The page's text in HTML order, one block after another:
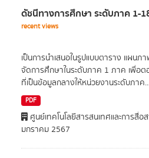
ดัชนีทางการศึกษา ระดับภาค 1-
recent views
เป็นการนำเสนอในรูปแบบตาราง แผนภ
จัดการศึกษาในระดับภาค 1 ภาค เพื่อต
ที่เป็นข้อมูลกลางให้หน่วยงานระดับภาค
PDF
ศูนย์เทคโนโลยีสารสนเทศและการสื่
มกราคม 2567